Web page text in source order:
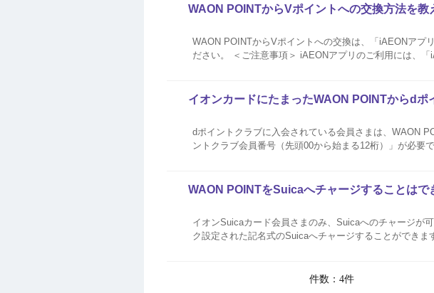
WAON POINTからVポイントへの交換方法を教
WAON POINTからVポイントへの交換は、「iAEONアプ
ださい。 ＜ご注意事項＞ iAEONアプリのご利用には、「iAEON」会員登録が必要です。 AEON Payアプリ（旧：イオンウォレ
イオンカードにたまったWAON POINTからdポ
dポイントクラブに入会されている会員さまは、WAON POINTからdポ
ントクラブ会員番号（先頭00から始まる12桁）」が必要
WAON POINTをSuicaへチャージすることはで
イオンSuicaカード会員さまのみ、Suicaへのチャージが
ク設定された記名式のSuicaへチャージすることができます。 交換単位 「WAON POINT」1,000ポイント以上から
件数：4件